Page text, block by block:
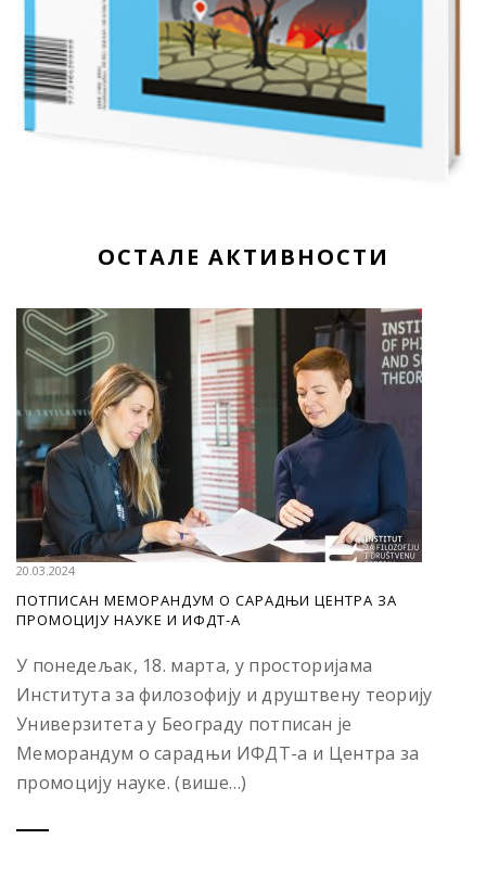
ОСТАЛЕ АКТИВНОСТИ
20.03.2024
ПОТПИСАН МЕМОРАНДУМ О САРАДЊИ ЦЕНТРА ЗА
ПРОМОЦИЈУ НАУКЕ И ИФДТ-А
У понедељак, 18. марта, у просторијама
Института за филозофију и друштвену теорију
Универзитета у Београду потписан је
Меморандум о сарадњи ИФДТ-а и Центра за
промоцију науке. (више…)